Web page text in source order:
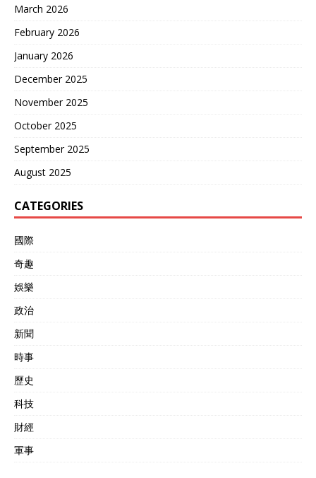
March 2026
February 2026
January 2026
December 2025
November 2025
October 2025
September 2025
August 2025
CATEGORIES
國際
奇趣
娛樂
政治
新聞
時事
歷史
科技
財經
軍事